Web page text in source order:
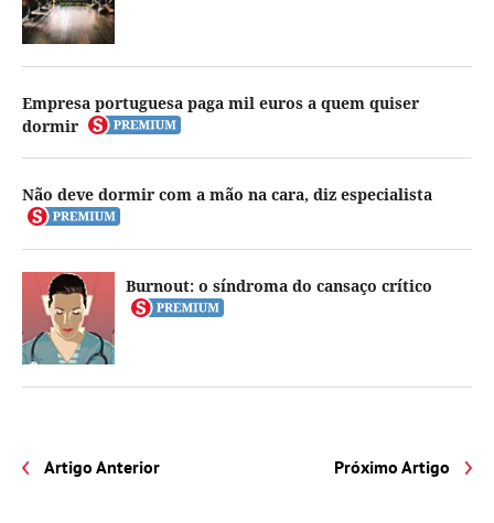
Empresa portuguesa paga mil euros a quem quiser
dormir
Não deve dormir com a mão na cara, diz especialista
Burnout: o síndroma do cansaço crítico
Artigo Anterior Próximo Artigo